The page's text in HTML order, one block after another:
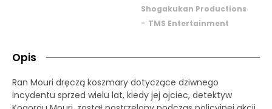
Shogakukan Productions
- TMS Entertainment
Opis
Ran Mouri dręczą koszmary dotyczące dziwnego
incydentu sprzed wielu lat, kiedy jej ojciec, detektyw